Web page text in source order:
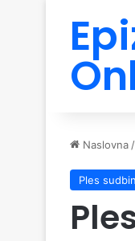
Naslovna /
Ples